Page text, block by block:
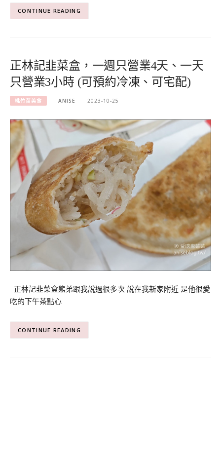
CONTINUE READING
正林記韭菜盒，一週只營業4天、一天
只營業3小時 (可預約冷凍、可宅配)
桃竹苗美食 ANISE 2023-10-25
正林記韭菜盒熊弟跟我說過很多次 說在我新家附近 是他很愛
吃的下午茶點心
CONTINUE READING